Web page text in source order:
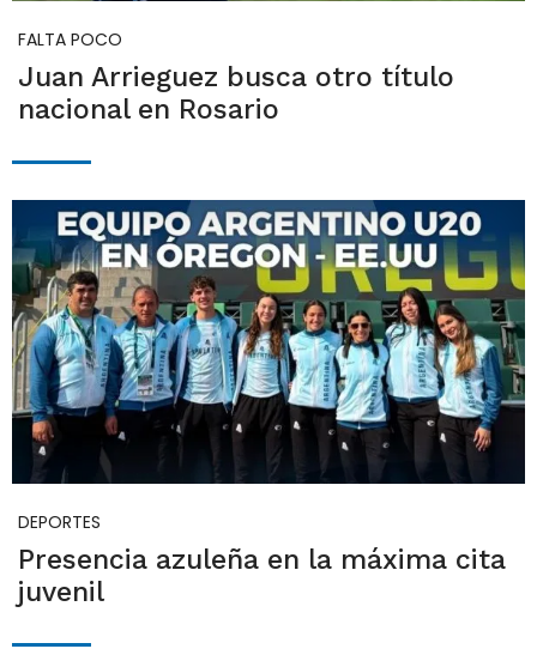
FALTA POCO
Juan Arrieguez busca otro título
nacional en Rosario
DEPORTES
Presencia azuleña en la máxima cita
juvenil